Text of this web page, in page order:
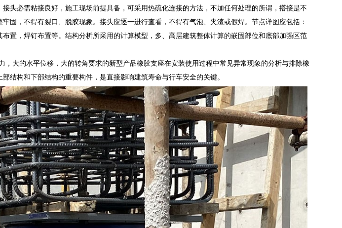
头必需粘接良好，施工现场前提具备，可采用热硫化连接的方法，不加任何处理的所谓，搭接是不
固，不得有裂口、脱胶现象。接头应逐一进行查看，不得有气泡、夹渣或假焊。节点详图应包括：
置，焊钉布置等。结构分析所采用的计算模型，多、高层建筑整体计算的嵌固部位和底部加强区范
，大的水平位移，大的转角要求的新型产品橡胶支座在安装使用过程中常见异常现象的分析与排除橡
结构和下部结构的重要构件，是直接影响建筑寿命与行车安全的关键。